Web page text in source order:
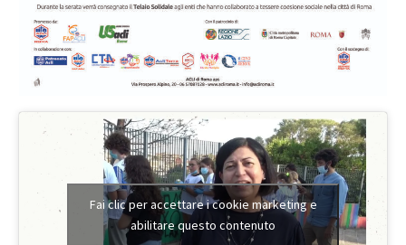
Fai clic per accettare i cookie marketing e
abilitare questo contenuto